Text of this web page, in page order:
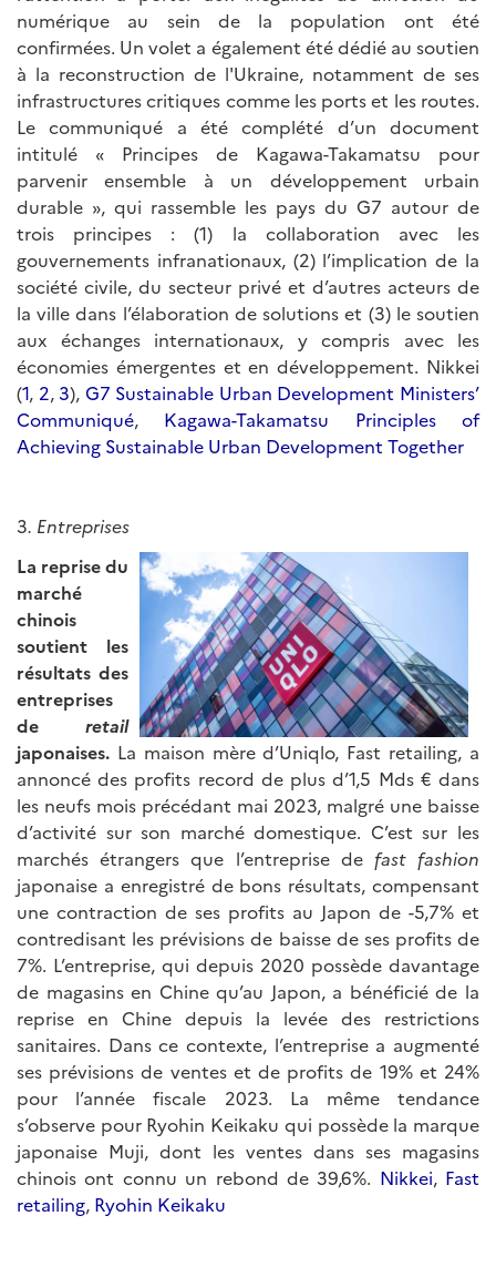
numérique au sein de la population ont été
confirmées. Un volet a également été dédié au soutien
à la reconstruction de l'Ukraine, notamment de ses
infrastructures critiques comme les ports et les routes.
Le communiqué a été complété d’un document
intitulé « Principes de Kagawa-Takamatsu pour
parvenir ensemble à un développement urbain
durable », qui rassemble les pays du G7 autour de
trois principes : (1) la collaboration avec les
gouvernements infranationaux, (2) l’implication de la
société civile, du secteur privé et d’autres acteurs de
la ville dans l’élaboration de solutions et (3) le soutien
aux échanges internationaux, y compris avec les
économies émergentes et en développement. Nikkei
(1, 2,3), G7 Sustainable Urban Development Ministers’
Communiqué, Kagawa-Takamatsu Principles of
Achieving Sustainable Urban Development Together
3. Entreprises
La reprise du
marché
chinois
soutient les
résultats des
entreprises
de retail
japonaises. La maison mère d’Uniqlo, Fast retailing, a
annoncé des profits record de plus d’1,5 Mds € dans
les neufs mois précédant mai 2023, malgré une baisse
d’activité sur son marché domestique. C’est sur les
marchés étrangers que l’entreprise de fast fashion
japonaise a enregistré de bons résultats, compensant
une contraction de ses profits au Japon de -5,7% et
contredisant les prévisions de baisse de ses profits de
7%. L’entreprise, qui depuis 2020 possède davantage
de magasins en Chine qu’au Japon, a bénéficié de la
reprise en Chine depuis la levée des restrictions
sanitaires. Dans ce contexte, l’entreprise a augmenté
ses prévisions de ventes et de profits de 19% et 24%
pour l’année fiscale 2023. La même tendance
s’observe pour Ryohin Keikaku qui possède la marque
japonaise Muji, dont les ventes dans ses magasins
chinois ont connu un rebond de 39,6%. Nikkei, Fast
retailing, Ryohin Keikaku